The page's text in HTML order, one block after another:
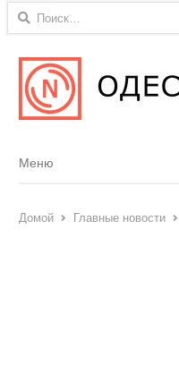
Найти:
Menu
Меню
Домой Главные новости